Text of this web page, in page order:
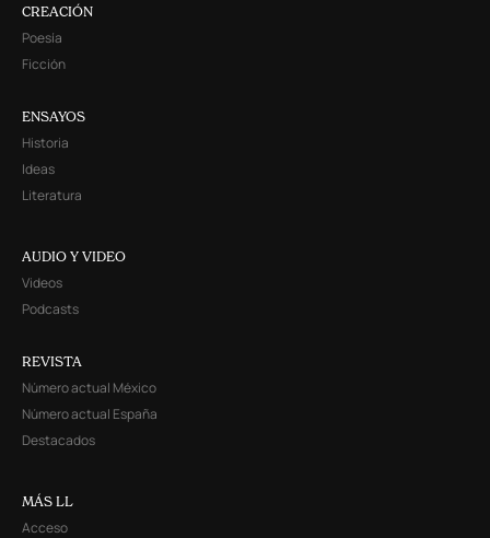
CREACIÓN
Poesía
Ficción
ENSAYOS
Historia
Ideas
Literatura
AUDIO Y VIDEO
Videos
Podcasts
REVISTA
Número actual México
Número actual España
Destacados
MÁS LL
Acceso